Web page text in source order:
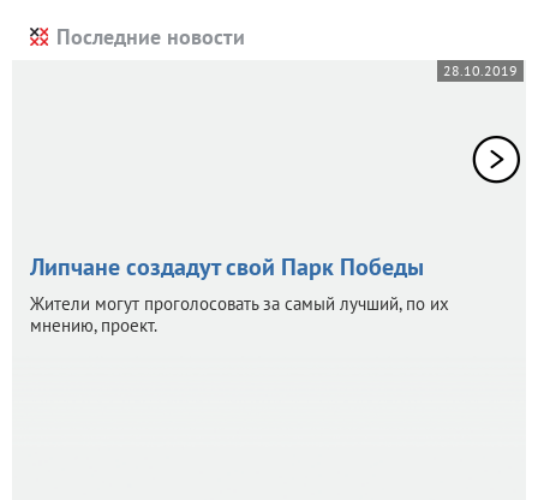
Последние новости
28.10.2019
Липчане создадут свой Парк Победы
Жители могут проголосовать за самый лучший, по их
мнению, проект.